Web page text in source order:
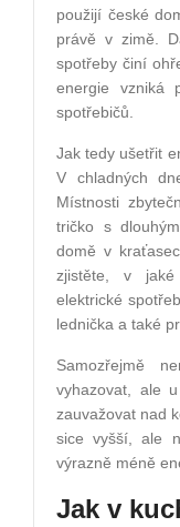
použijí české
právě v zimě.
spotřeby činí
energie vzniká
spotřebičů.
Jak tedy ušetřit
V chladných
Místnosti
tričko s
domě v
zjistěte, v jaké
elektrické
lednička a také
Samozřejmě
vyhazovat, ale
zauvažovat nad
sice vyšší, ale
výrazně méně
Jak v